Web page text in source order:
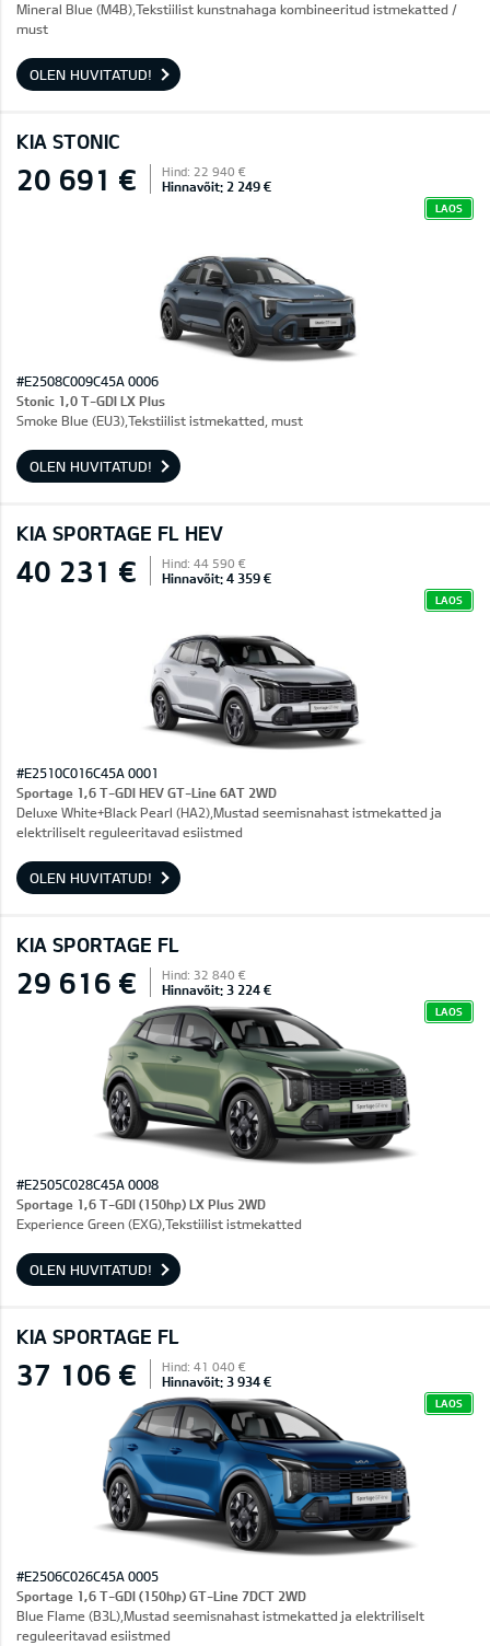
Mineral Blue (M4B),Tekstiilist kunstnahaga kombineeritud istmekatted /
must
OLEN HUVITATUD!
KIA STONIC
20 691 € Hind: 22 940 €
Hinnavõit: 2 249 €
LAOS
#E2508C009C45A 0006
Stonic 1,0 T-GDI LX Plus
Smoke Blue (EU3),Tekstiilist istmekatted, must
OLEN HUVITATUD!
KIA SPORTAGE FL HEV
40 231 € Hind: 44 590 €
Hinnavõit: 4 359 €
LAOS
#E2510C016C45A 0001
Sportage 1,6 T-GDI HEV GT-Line 6AT 2WD
Deluxe White+Black Pearl (HA2),Mustad seemisnahast istmekatted ja
elektriliselt reguleeritavad esiistmed
OLEN HUVITATUD!
KIA SPORTAGE FL
29 616 € Hind: 32 840 €
Hinnavõit: 3 224 €
LAOS
#E2505C028C45A 0008
Sportage 1,6 T-GDI (150hp) LX Plus 2WD
Experience Green (EXG),Tekstiilist istmekatted
OLEN HUVITATUD!
KIA SPORTAGE FL
37 106 € Hind: 41 040 €
Hinnavõit: 3 934 €
LAOS
#E2506C026C45A 0005
Sportage 1,6 T-GDI (150hp) GT-Line 7DCT 2WD
Blue Flame (B3L),Mustad seemisnahast istmekatted ja elektriliselt
reguleeritavad esiistmed